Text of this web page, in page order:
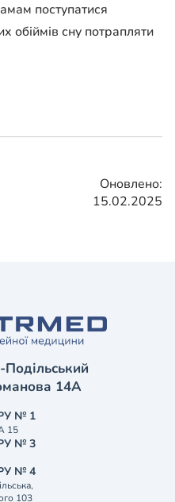
поступатися
обіймів сну потрапляти
Оновлено:
15.02.2025
Подільський
14А
№ 1
15
№ 3
№ 4
103